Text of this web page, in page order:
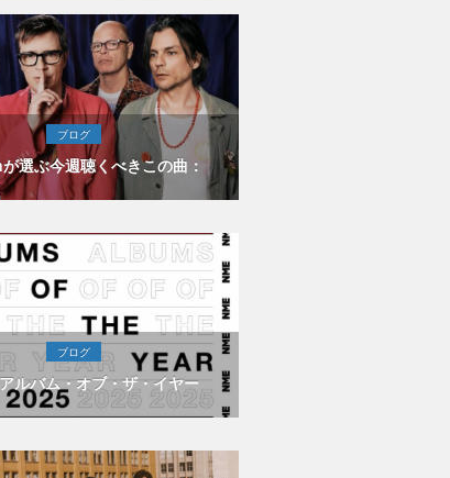
ブログ
選ぶ今週聴くべきこの曲：
ブログ
ルバム・オブ・ザ・イヤー